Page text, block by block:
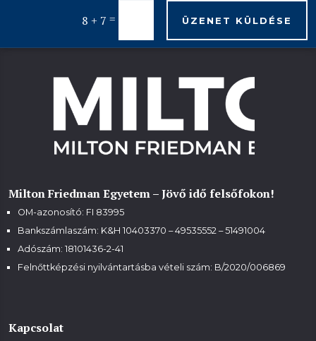
8 + 7 = ÜZENET KÜLDÉSE
Milton Friedman Egyetem – Jövő idő felsőfokon!
OM-azonosító: FI 83995
Bankszámlaszám: K&H 10403370 – 49535552 – 51491004
Adószám: 18101436-2-41
Felnőttképzési nyilvántartásba vételi szám: B/2020/006869
Kapcsolat